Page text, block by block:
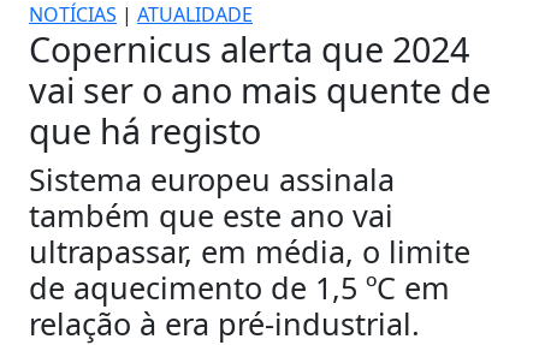
NOTÍCIAS | ATUALIDADE
Copernicus alerta que 2024
vai ser o ano mais quente de
que há registo
Sistema europeu assinala
também que este ano vai
ultrapassar, em média, o limite
de aquecimento de 1,5 ºC em
relação à era pré-industrial.